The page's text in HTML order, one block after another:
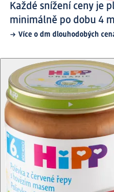
Každé snížení ceny je
minimálně po dobu 4
Více o dm dlouhodobých